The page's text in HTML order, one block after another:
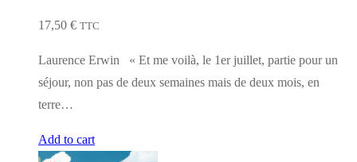
17,50 € TTC
Laurence Erwin « Et me voilà, le 1er juillet, partie pour un
séjour, non pas de deux semaines mais de deux mois, en
terre…
Add to cart